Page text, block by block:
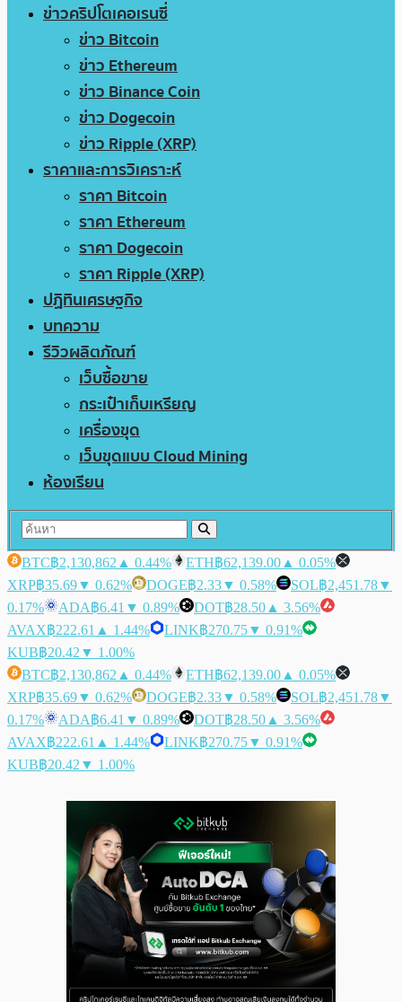
ข่าวคริปโตเคอเรนซี่
ข่าว Bitcoin
ข่าว Ethereum
ข่าว Binance Coin
ข่าว Dogecoin
ข่าว Ripple (XRP)
ราคาและการวิเคราะห์
ราคา Bitcoin
ราคา Ethereum
ราคา Dogecoin
ราคา Ripple (XRP)
ปฏิทินเศรษฐกิจ
บทความ
รีวิวผลิตภัณฑ์
เว็บซื้อขาย
กระเป๋าเก็บเหรียญ
เครื่องขุด
เว็บขุดแบบ Cloud Mining
ห้องเรียน
BTC฿2,130,862 ▲ 0.44% ETH฿62,139.00 ▲ 0.05%
XRP฿35.69▼ 0.62% DOGE฿2.33▼ 0.58% SOL฿2,451.78▼
0.17%
ADA฿6.41 ▼ 0.89% DOT฿28.50 ▲ 3.56%
AVAX฿222.61 ▲ 1.44% LINK฿270.75▼ 0.91%
KUB฿20.42 ▼ 1.00%
BTC฿2,130,862 ▲ 0.44% ETH฿62,139.00 ▲ 0.05%
XRP฿35.69▼ 0.62% DOGE฿2.33▼ 0.58% SOL฿2,451.78▼
0.17%
ADA฿6.41 ▼ 0.89% DOT฿28.50 ▲ 3.56%
AVAX฿222.61 ▲ 1.44% LINK฿270.75▼ 0.91%
KUB฿20.42 ▼ 1.00%